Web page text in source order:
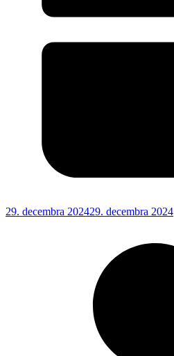
29. decembra 202429. decembra 2024